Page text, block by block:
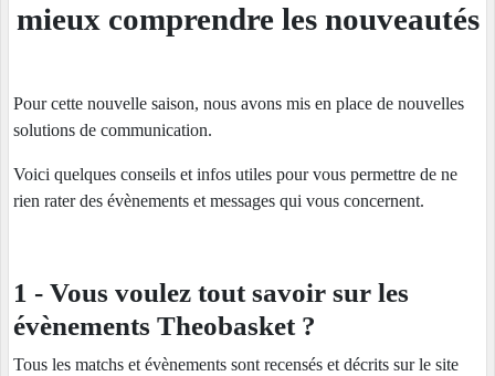
mieux comprendre les nouveautés
Pour cette nouvelle saison, nous avons mis en place de nouvelles
solutions de communication.
Voici quelques conseils et infos utiles pour vous permettre de ne
rien rater des évènements et messages qui vous concernent.
1 - Vous voulez tout savoir sur les
évènements Theobasket ?
Tous les matchs et évènements sont recensés et décrits sur le site